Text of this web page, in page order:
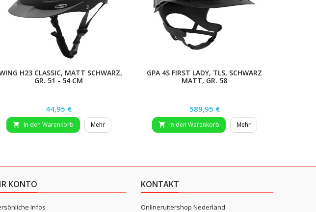
H23 CLASSIC, MATT SCHWARZ,
GR. 51 - 54 CM
Preis
44,95 €
 In den Warenkorb Mehr
GPA 4S FIRST LADY, TLS, SCHWARZ
MATT, GR. 58
Preis
589,95 €
 In den Warenkorb Mehr
KONTO
Infos
KONTAKT
Onlineruitershop Nederland